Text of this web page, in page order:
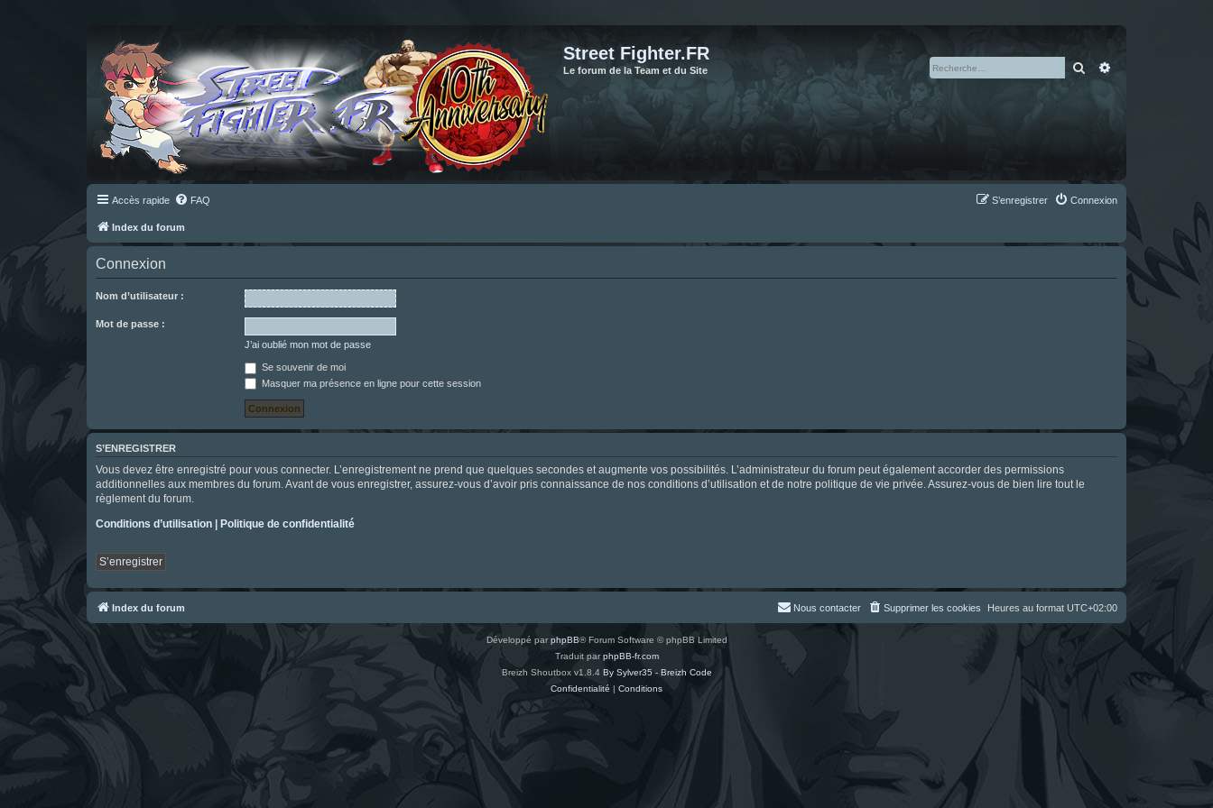
Street Fighter.FR
Le forum de la Team et du Site Rechercher
Accès rapide FAQ Connexion
S’enregistrer
Index du forum
Connexion
Nom d’utilisateur :
Mot de passe :
J’ai oublié mon mot de passe
Se souvenir de moi
Masquer ma présence en ligne pour cette session
S’ENREGISTRER
Vous devez être enregistré pour vous connecter. L’enregistrement ne prend que quelques secondes et augmente vos possibilités. L’administrateur du forum peut également accorder des permissions
additionnelles aux membres du forum. Avant de vous enregistrer, assurez-vous d’avoir pris connaissance de nos conditions d’utilisation et de notre politique de vie privée. Assurez-vous de bien lire tout le
règlement du forum.
Conditions d’utilisation | Politique de confidentialité
S’enregistrer
Index du forum Heures au format UTC+02:00
Supprimer les cookies
Nous contacter
Développé par phpBB® Forum Software © phpBB Limited
Traduit parphpBB-fr.com
Breizh Shoutbox v1.8.4 By Sylver35 - Breizh Code
Confidentialité | Conditions